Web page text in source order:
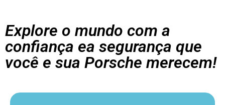
Explore o mundo com a
confiança ea segurança que
você e sua Porsche merecem!